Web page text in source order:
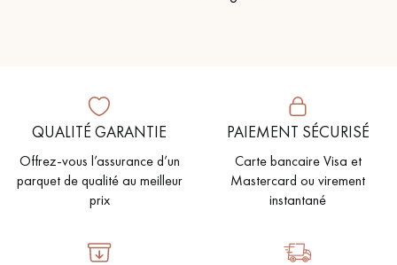
QUALITÉ GARANTIE
Offrez-vous l’assurance d’un
parquet de qualité au meilleur
prix
PAIEMENT SÉCURISÉ
Carte bancaire Visa et
Mastercard ou virement
instantané